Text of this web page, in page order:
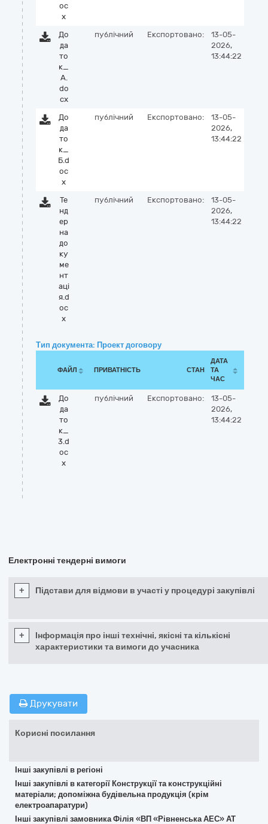
oc
x
До
да
то
к_
А.
do
cx
публічний Експортовано:
13-05-
2026,
13:44:22
До
да
то
к_
Б.d
oc
x
публічний Експортовано:
13-05-
2026,
13:44:22
Те
нд
ер
на
до
ку
ме
нт
аці
я.d
oc
x
публічний Експортовано:
13-05-
2026,
13:44:22
Тип документа: Проект договору
ФАЙЛ ПРИВАТНІСТЬ СТАН
ДАТА
ТА
ЧАС
До
да
то
к_
3.d
oc
x
публічний Експортовано:
13-05-
2026,
13:44:22
Електронні тендерні вимоги
+ Підстави для відмови в участі у процедурі закупівлі
+
Інформація про інші технічні, якісні та кількісні
характеристики та вимоги до учасника
Друкувати
Корисні посилання
Інші закупівлі в регіоні
Інші закупівлі в категорії Конструкції та конструкційні
матеріали; допоміжна будівельна продукція (крім
електроапаратури)
Інші закупівлі замовника Філія «ВП «Рівненська АЕС» АТ